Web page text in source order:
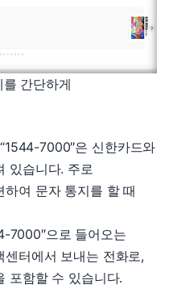
간단하게
7000″은 신한카드와
있습니다. 주로
하여 문자 통지를 할 때
7000″으로 들어오는
센터에서 보내는 전화로,
포함할 수 있습니다.